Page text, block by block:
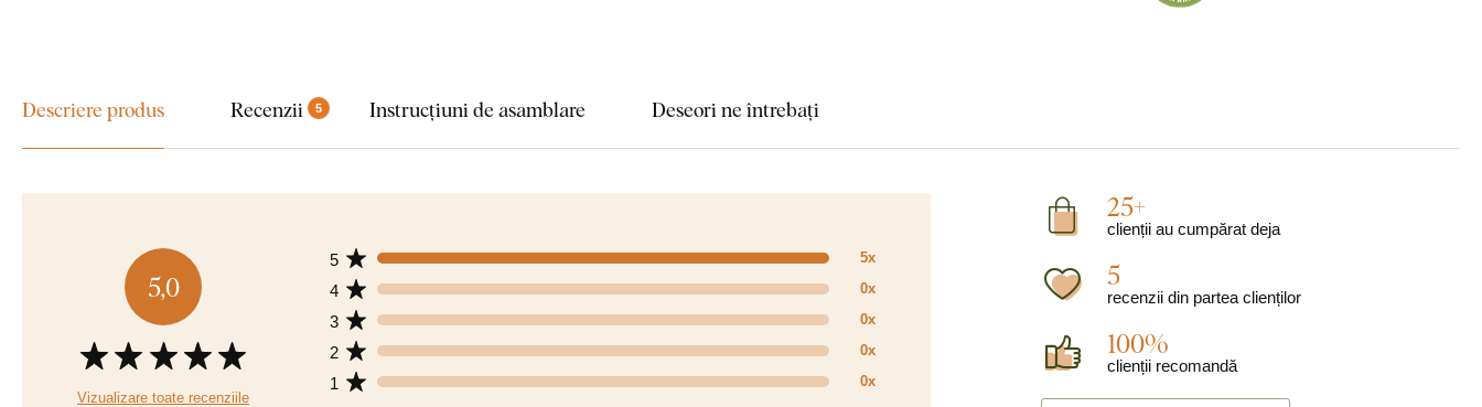
Descriere produs Recenzii 5 Instrucțiuni de asamblare Deseori ne întrebați
5,0
Vizualizare toate recenziile
1 0x
2 0x
3 0x
4 0x
5 5x
25+
clienții au cumpărat deja
5
recenzii din partea clienților
100%
clienții recomandă